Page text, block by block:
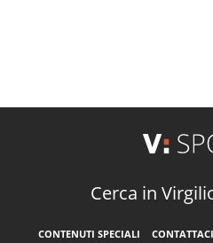
Cerca in
CONTENUTI SPECIALI CONTATTACI